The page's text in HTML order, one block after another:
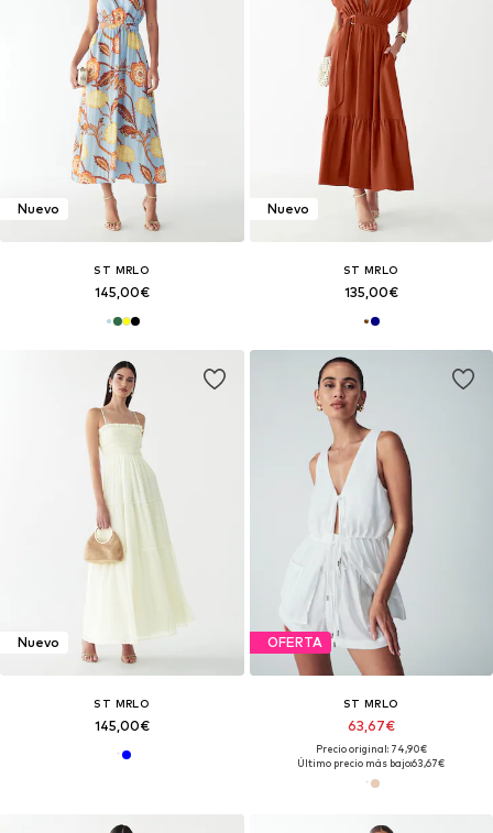
Nuevo
ST MRLO
145,00€
Nuevo
ST MRLO
135,00€
Nuevo
ST MRLO
145,00€
OFERTA
ST MRLO
63,67€
Precio original: 74,90€
Último precio más bajo:63,67€